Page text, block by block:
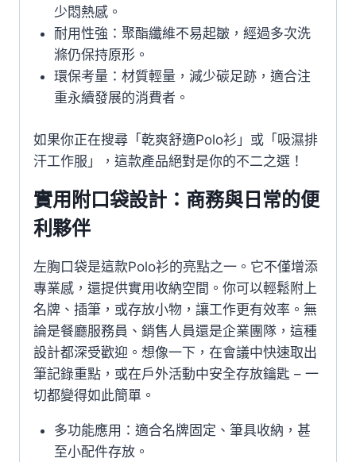
少悶熱感。
耐用性強：聚酯纖維不易起皺，經過多次洗
滌仍保持原形。
環保考量：材質輕量，減少碳足跡，適合注
重永續發展的消費者。
如果你正在搜尋「乾爽舒適Polo衫」或「吸濕排
汗工作服」，這款產品絕對是你的不二之選！
實用附口袋設計：商務與日常的便
利夥伴
左胸口袋是這款Polo衫的亮點之一。它不僅增添
專業感，還提供實用收納空間。你可以輕鬆附上
名牌、插筆，或存放小物，讓工作更有效率。無
論是餐廳服務員、銷售人員還是企業團隊，這種
設計都深受歡迎。想像一下，在會議中快速取出
筆記錄重點，或在戶外活動中安全存放鑰匙 – 一
切都變得如此簡單。
多功能應用：適合名牌固定、筆具收納，甚
至小配件存放。